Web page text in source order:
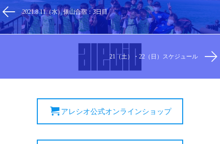
2021.8.11（水）俵山合宿：3日目
21（土）・22（日）スケジュール
アレシオ公式オンラインショップ